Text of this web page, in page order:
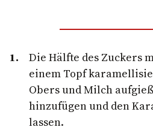
Die Hälfte des Zuckers
einem Topf
Obers und Milch
hinzufügen und den
lassen.